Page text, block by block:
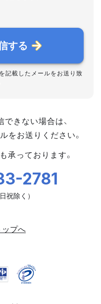
する
記載したメールをお送り致
きない場合は、
をお送りください。
承っております。
2781
プへ